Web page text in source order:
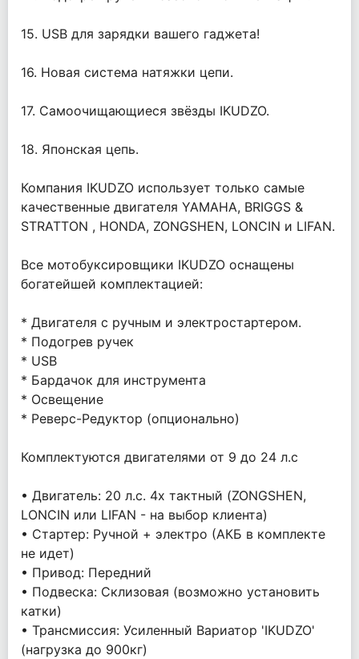
15. USB для зарядки вашего гаджета!
16. Новая система натяжки цепи.
17. Самоочищающиеся звёзды IKUDZO.
18. Японская цепь.
Компания IKUDZO использует только самые
качественные двигателя YAMAHA, BRIGGS &
STRATTON , HONDA, ZONGSHEN, LONCIN и LIFAN.
Все мотобуксировщики IKUDZO оснащены
богатейшей комплектацией:
* Двигателя с ручным и электростартером.
* Подогрев ручек
* USB
* Бардачок для инструмента
* Освещение
* Реверс-Редуктор (опционально)
Комплектуются двигателями от 9 до 24 л.с
• Двигатель: 20 л.с. 4х тактный (ZONGSHEN,
LONCIN или LIFAN - на выбор клиента)
• Стартер: Ручной + электро (АКБ в комплекте
не идет)
• Привод: Передний
• Подвеска: Склизовая (возможно установить
катки)
• Трансмиссия: Усиленный Вариатор 'IKUDZO'
(нагрузка до 900кг)